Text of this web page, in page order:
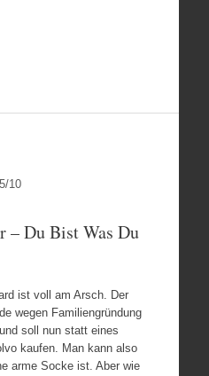
5/10
– Du Bist Was Du
ist voll am Arsch. Der
wegen Familiengründung
soll nun statt eines
kaufen. Man kann also
arme Socke ist. Aber wie